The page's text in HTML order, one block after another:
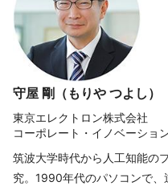
守屋 剛（もりや つよし）
東京エレクトロン株式会社
コーポレート・イノベーショ
筑波大学時代から人工知能の
究。1990年代のパソコンで